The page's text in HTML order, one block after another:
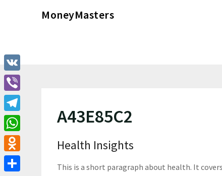
MoneyMasters
A43E85C2
Health Insights
This is a short paragraph about health. It
VK
Viber
Telegram
WhatsApp
Odnoklassniki